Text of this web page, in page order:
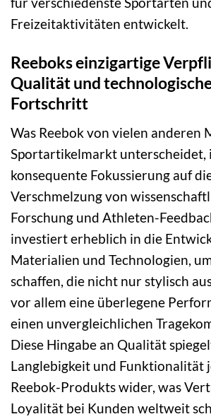
Freizeitaktivitäten entwickelt.
Reeboks einzigartige
Qualität und
Fortschritt
Was Reebok von vielen anderen
Sportartikelmarkt unterscheidet,
konsequente Fokussierung auf
Verschmelzung von
Forschung und Athleten-
investiert erheblich in die
Materialien und Technologien,
schaffen, die nicht nur stylisch
vor allem eine überlegene
einen unvergleichlichen
Diese Hingabe an Qualität
Langlebigkeit und Funktionalität
Reebok-Produkts wider, was
Loyalität bei Kunden weltweit